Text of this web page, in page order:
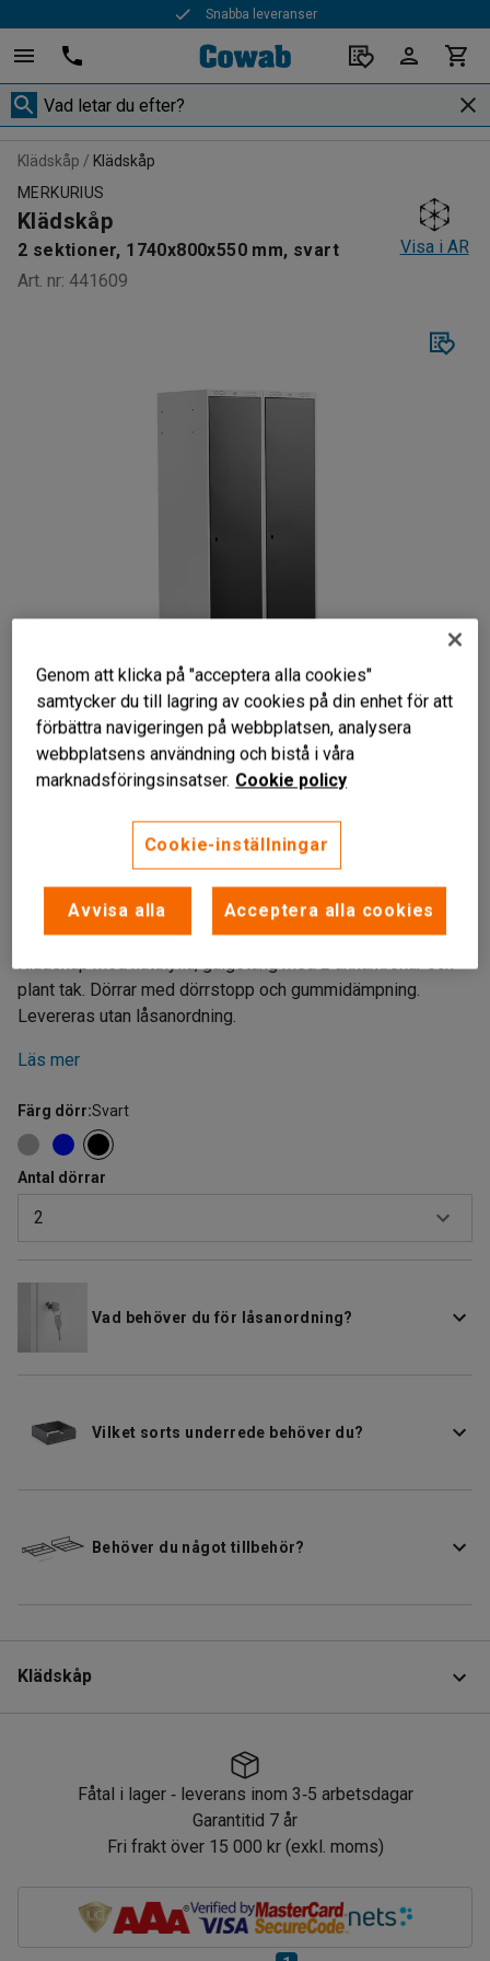
Snabba leveranser
Klädskåp
Klädskåp
MERKURIUS
Klädskåp
2 sektioner, 1740x800x550 mm, svart
Art. nr: 441609
Visa i AR
Ventilationshål
Robust och högkvalitativt
Hatthylla och klädstång
Klädskåp med hatthylla, galgstång med 2 ankarkrokar och
plant tak. Dörrar med dörrstopp och gummidämpning.
Levereras utan låsanordning.
Läs mer
Färg dörr:Svart
Antal dörrar
2
Vad behöver du för låsanordning?
Vilket sorts underrede behöver du?
Behöver du något tillbehör?
Klädskåp
Produktinformation
Exklusiva klädskåp av högsta kvalitet tillverkade i en
helsvetsad konstruktion av stålplåt.
eller laminat, välj mellan flera olika färger. Dörrarna har
gummidämpning och är försedda med dörrstopp för tyst
Fåtal i lager ‑leverans inom 3‑5 arbetsdagar
Fåtal i lager ‑leverans inom 3‑5 arbetsdagar
Garantitid 7 år
Fri frakt över 15 000 kr (exkl. moms)
Genom att klicka på "acceptera alla cookies"
samtycker du till lagring av cookies på din enhet för att
förbättra navigeringen på webbplatsen, analysera
webbplatsens användning och bistå i våra
marknadsföringsinsatser. Cookie policy
Cookie-inställningar
Avvisa alla Acceptera alla cookies